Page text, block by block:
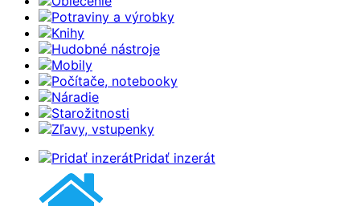
Potraviny a výrobky
Knihy
Hudobné nástroje
Mobily
Počítače, notebooky
Náradie
Starožitnosti
Zľavy, vstupenky
Pridať inzerát